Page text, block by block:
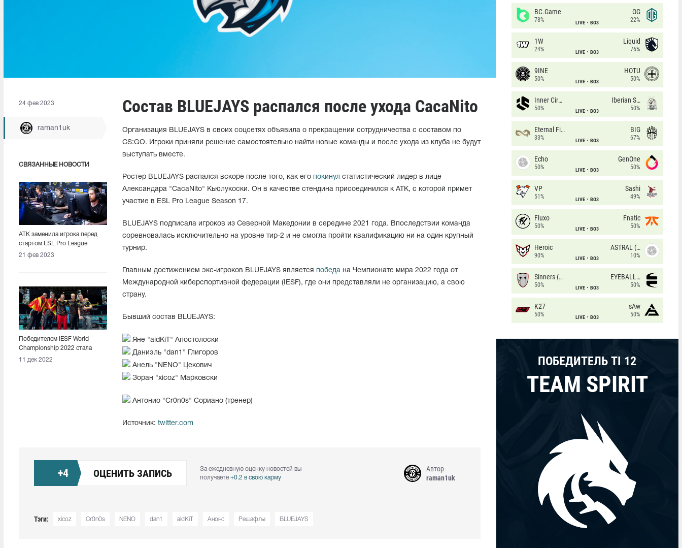
24 фев 2023
raman1uk
СВЯЗАННЫЕ НОВОСТИ
ATK заменила игрока перед
стартом ESL Pro League
Season 17
21 фев 2023
Победителем IESF World
Championship 2022 стала
сборная Северной Македонии
11 дек 2022
Состав BLUEJAYS распался после ухода CacaNito
Организация BLUEJAYS в своих соцсетях объявила о прекращении сотрудничества с составом по
CS:GO. Игроки приняли решение самостоятельно найти новые команды и после ухода из клуба не будут
выступать вместе.
Ростер BLUEJAYS распался вскоре после того, как его покинул статистический лидер в лице
Александара "CacaNito" Кьюлукоски. Он в качестве стендина присоединился к ATK, с которой примет
участие в ESL Pro League Season 17.
BLUEJAYS подписала игроков из Северной Македонии в середине 2021 года. Впоследствии команда
соревновалась исключительно на уровне тир-2 и не смогла пройти квалификацию ни на один крупный
турнир.
Главным достижением экс-игроков BLUEJAYS является победана Чемпионате мира 2022 года от
Международной киберспортивной федерации (IESF), где они представляли не организацию, а свою
страну.
Бывший состав BLUEJAYS:
Яне "⁠aidKiT⁠" Апостолоски
Даниэль "⁠dan1⁠" Глигоров
Анель "⁠NENO⁠" Цекович
Зоран "⁠xicoz⁠" Марковски
Антонио "Cr0n0s" Сориано (тренер)
Источник: twitter.com
+4 ОЦЕНИТЬ ЗАПИСЬ
За ежедневную оценку новостей вы
получаете +0.2 в свою карму
Автор
raman1uk
Тэги: xicoz⁠ Cr0n0s NENO⁠ dan1⁠ aidKiT⁠ Анонс Решафлы BLUEJAYS
BC.Game
78% LIVE BO3
OG
22%
1W
24% LIVE BO3
Liquid
76%
9INE
50% LIVE BO3
HOTU
50%
Inner Circle
50% LIVE BO3
Iberian Soul
50%
Eternal Fire
33% LIVE BO3
BIG
67%
Echo
50% LIVE BO3
GenOne
50%
VP
51% LIVE BO3
Sashi
49%
Fluxo
50% LIVE BO3
Fnatic
50%
Heroic
90% LIVE BO3
ASTRAL (LT)
10%
Sinners (CZ)
50% LIVE BO3
EYEBALLERS
50%
K27
50% LIVE BO3
sAw
50%
ПОБЕДИТЕЛЬ TI 12
TEAM SPIRIT